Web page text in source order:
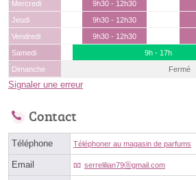
Mercredi
9h30 - 12h30
Jeudi
9h30 - 12h30
Vendredi
9h30 - 12h30
Samedi
9h - 17h
Dimanche
Fermé
Signaler une erreur
Contact
Téléphone Téléphoner au magasin de parfums
Email serrelilian79ⓐgmail.com